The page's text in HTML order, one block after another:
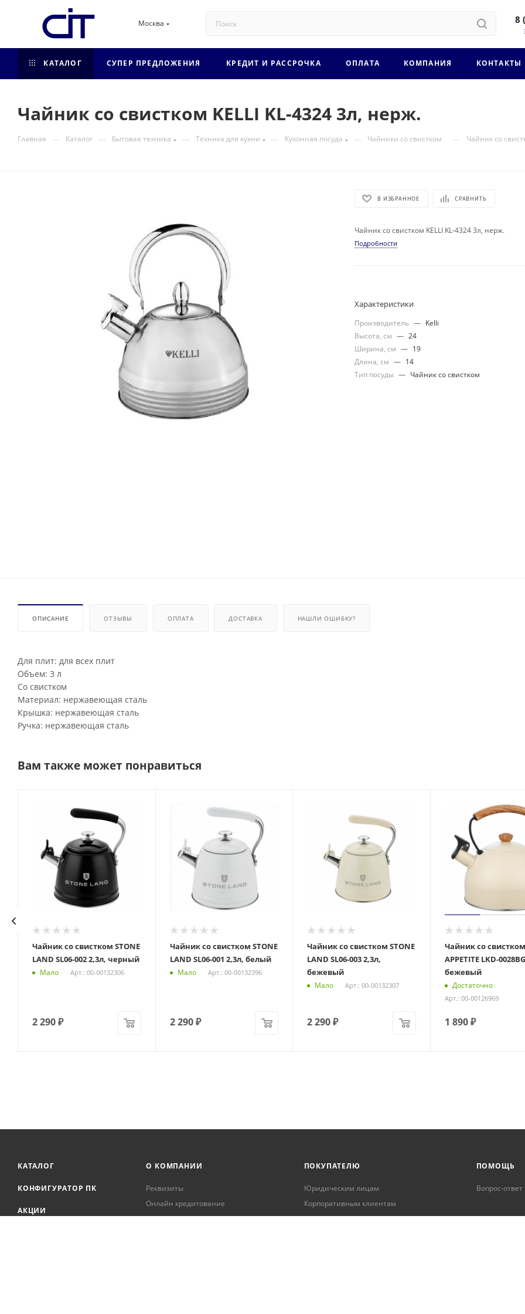
Москва 8
КАТАЛОГ СУПЕР ПРЕДЛОЖЕНИЯ КРЕДИТ И РАССРОЧКА ОПЛАТА КОМПАНИЯ КОНТАКТЫ
Чайник со свистком KELLI KL-4324 3л, нерж.
Главная — Каталог — Бытовая техника — Техника для кухни — Кухонная посуда — Чайники со свистком — Чайник со
В ИЗБРАННОЕ СРАВНИТЬ
Чайник со свистком KELLI KL-4324 3л, нерж.
Подробности
Характеристики
Производитель — Kelli
Высота, см — 24
Ширина, см — 19
Длина, см — 14
Тип посуды — Чайник со свистком
ОПИСАНИЕ ОТЗЫВЫ ОПЛАТА ДОСТАВКА НАШЛИ ОШИБКУ?
Для плит: для всех плит
Объем: 3 л
Со свистком
Материал: нержавеющая сталь
Крышка: нержавеющая сталь
Ручка: нержавеющая сталь
Вам также может понравиться
Чайник со свистком STONE
LAND SL06-002 2,3л, черный
Мало Арт.: 00-00132306
2 290₽
Чайник со свистком STONE
LAND SL06-001 2,3л, белый
Мало Арт.: 00-00132396
2 290₽
Чайник со свистком STONE
LAND SL06-003 2,3л,
бежевый
Мало Арт.: 00-00132307
2 290₽
Чайник со свистком
APPETITE LKD-
бежевый
Достаточно
Арт.: 00-00126969
1 890₽
КАТАЛОГ
КОНФИГУРАТОР ПК
АКЦИИ
О КОМПАНИИ
Реквизиты
Онлайн кредитование
Сервисный центр
ПОКУПАТЕЛЮ
Юридическим лицам
Корпоративным клиентам
Условия оплаты
ПОМОЩЬ
Вопрос-ответ